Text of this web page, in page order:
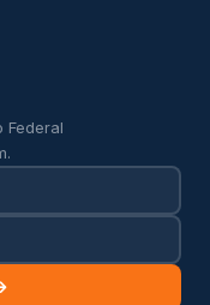
Federal